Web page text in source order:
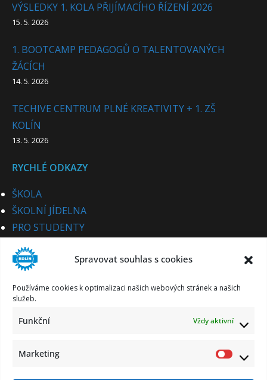
Spravovat souhlas s cookies
Používáme cookies k optimalizaci našich webových stránek a našich
služeb.
Funkční Vždy aktivní
Marketing
VÝSLEDKY 1. KOLA PŘIJÍMACÍHO ŘÍZENÍ 2026
15. 5. 2026
1. BOOTCAMP PEDAGOGŮ O TALENTOVANÝCH
ŽÁCÍCH
14. 5. 2026
TECHIVE CENTRUM PLNÉ KREATIVITY + 1. ZŠ
KOLÍN
13. 5. 2026
RYCHLÉ ODKAZY
ŠKOLA
ŠKOLNÍ JÍDELNA
PRO STUDENTY
PRO UCHAZEČE
STUDIJNÍ OBORY
PRO PARTNERY
KONTAKT